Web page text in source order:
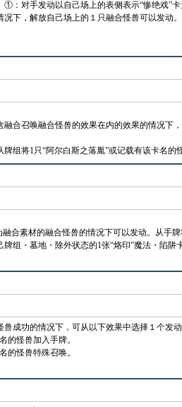
对手发动以自己场上的表侧表示“惨绝戏”
下，解放自己场上的１只融合怪兽可以发动
合召唤融合怪兽的效果在内的效果的情况下
组将1只“阿尔白斯之落胤”或记载有该卡名的
合素材的融合怪兽的情况下可以发动。从手牌
组・墓地・除外状态的1张“烙印”魔法・陷阱
成功的情况下，可从以下效果中选择１个发
的怪兽加入手牌。
的怪兽特殊召唤。